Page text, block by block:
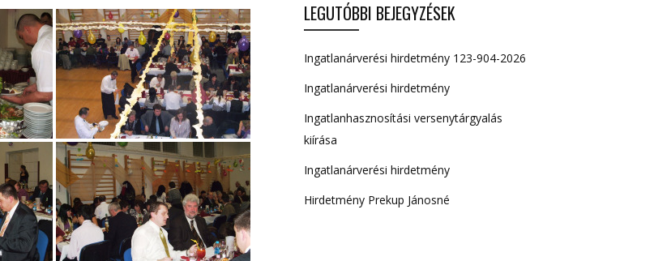
LEGUTÓBBI BEJEGYZÉSEK
Ingatlanárverési hirdetmény 123-904-2026
Ingatlanárverési hirdetmény
Ingatlanhasznosítási versenytárgyalás
kiírása
Ingatlanárverési hirdetmény
Hirdetmény Prekup Jánosné